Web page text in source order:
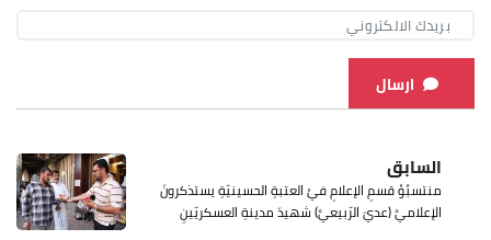
ارسال
السابق
منتسبُوْ قسمِ الإعلامِ فيْ العتبةِ الحسينيّةِ يستذكرونَ
الإعلاميَّ (عديَ الرّبيعيَّ) شهيدَ مدينةِ العسكريّينِ